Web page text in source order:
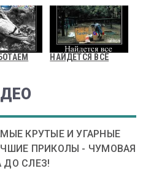
НАЙДЕТСЯ ВСЁ
КРУТЫЕ И УГАРНЫЕ
ПРИКОЛЫ - ЧУМОВАЯ
ДО СЛЕЗ!